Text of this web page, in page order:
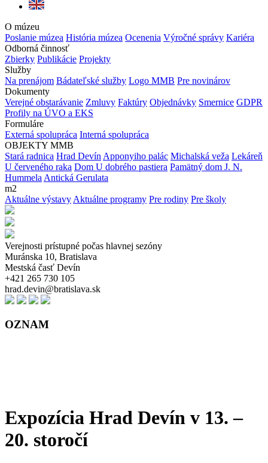
O múzeu
Poslanie múzea História múzea Ocenenia Výročné správy Kariéra
Odborná činnosť
Zbierky Publikácie Projekty
Služby
Na prenájom Bádateľské služby Logo MMB Pre novinárov
Dokumenty
Verejné obstarávanie Zmluvy Faktúry Objednávky Smernice GDPR
Profily na ÚVO a EKS
Formuláre
Externá spolupráca Interná spolupráca
OBJEKTY MMB
Stará radnica Hrad Devín Apponyiho palác Michalská veža Lekáreň
U červeného raka Dom U dobrého pastiera Pamätný dom J. N.
Hummela Antická Gerulata
m2
Aktuálne výstavy Aktuálne programy Pre rodiny Pre školy
Verejnosti prístupné počas hlavnej sezóny
Muránska 10, Bratislava
Mestská časť Devín
+421 265 730 105
hrad.devin@bratislava.sk
OZNAM
Expozícia Hrad Devín v 13. –
20. storočí